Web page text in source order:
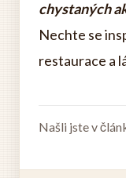
chystaných
Nechte se
restaurace a
Našli jste v